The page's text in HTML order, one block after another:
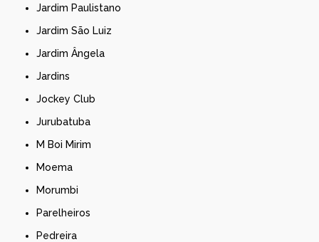
Jardim Paulistano
Jardim São Luiz
Jardim Ângela
Jardins
Jockey Club
Jurubatuba
M Boi Mirim
Moema
Morumbi
Parelheiros
Pedreira